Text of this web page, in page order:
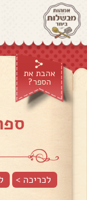
אהבת את
הספר?
לכריכה >